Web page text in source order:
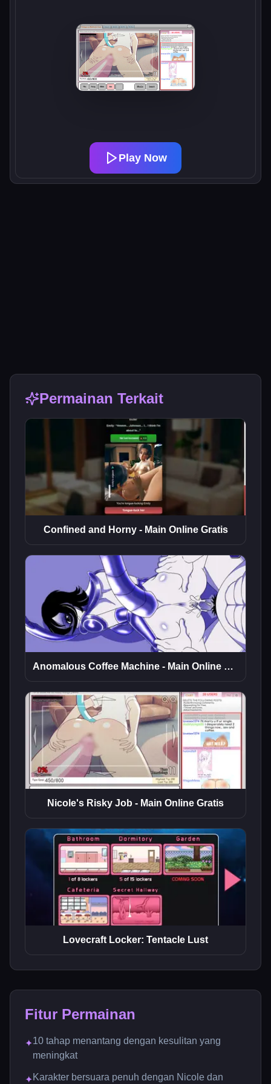
Play Now
Permainan Terkait
Confined and Horny - Main Online Gratis
Anomalous Coffee Machine - Main Online Gratis
Nicole's Risky Job - Main Online Gratis
Lovecraft Locker: Tentacle Lust
Fitur Permainan
✦10 tahap menantang dengan kesulitan yang
meningkat
✦Karakter bersuara penuh dengan Nicole dan